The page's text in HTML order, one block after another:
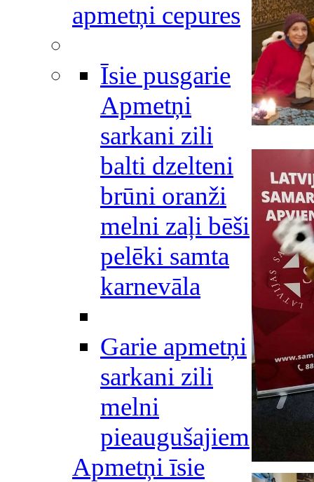
apmetņi cepures
Īsie pusgarie
Apmetņi
sarkani zili
balti dzelteni
brūni oranži
melni zaļi bēši
pelēki samta
karnevāla
Garie apmetņi
sarkani zili
melni
pieaugušajiem
Apmetņi īsie